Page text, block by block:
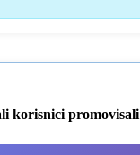
korisnici promovisali